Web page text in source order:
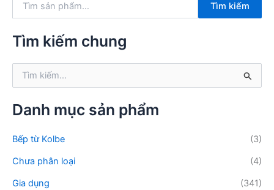
k
:
Tìm kiếm
Tìm kiếm chung
k
i
m
Danh mục sản phẩm
Bếp từ Kolbe
(3)
Chưa phân loại
(4)
Gia dụng
(341)